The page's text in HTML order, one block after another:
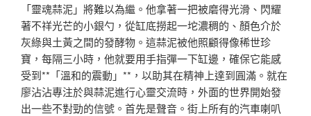
「靈魂蒜泥」將難以為繼。他拿著一把被磨得光滑、閃耀
著不祥光芒的小銀勺，從缸底撈起一坨濃稠的、顏色介於
灰綠與土黃之間的發酵物。這蒜泥被他照顧得像稀世珍
寶，每隔三小時，他就要用手指彈一下缸邊，確保它能感
受到**「溫和的震動」**，以助其在精神上達到圓滿。就在
廖沾沾專注於與蒜泥進行心靈交流時，外面的世界開始發
出一些不對勁的信號。首先是聲音。街上所有的汽車喇叭